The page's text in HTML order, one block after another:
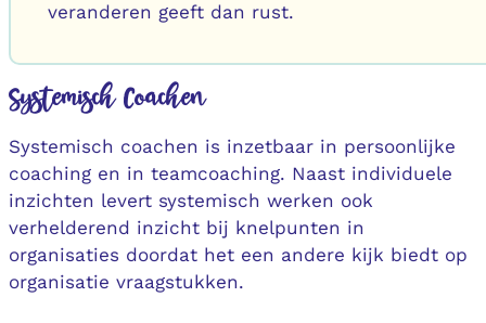
veranderen geeft dan rust.
Systemisch Coachen
Systemisch coachen is inzetbaar in persoonlijke
coaching en in teamcoaching. Naast individuele
inzichten levert systemisch werken ook
verhelderend inzicht bij knelpunten in
organisaties doordat het een andere kijk biedt op
organisatie vraagstukken.